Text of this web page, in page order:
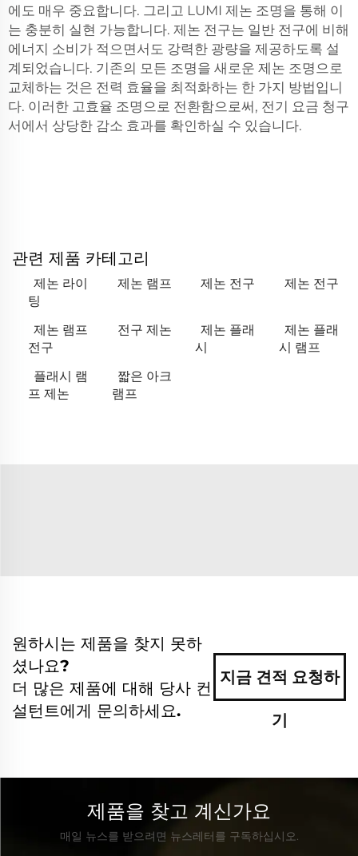
에도 매우 중요합니다. 그리고 LUMI 제논 조명을 통해 이
는 충분히 실현 가능합니다. 제논 전구는 일반 전구에 비해
에너지 소비가 적으면서도 강력한 광량을 제공하도록 설
계되었습니다. 기존의 모든 조명을 새로운 제논 조명으로
교체하는 것은 전력 효율을 최적화하는 한 가지 방법입니
다. 이러한 고효율 조명으로 전환함으로써, 전기 요금 청구
서에서 상당한 감소 효과를 확인하실 수 있습니다.
관련 제품 카테고리
제논 라이
팅
제논 램프 제논 전구 제논 전구
제논 램프
전구
전구 제논
제논 플래
시
제논 플래
시 램프
플래시 램
프 제논
짧은 아크
램프
원하시는 제품을 찾지 못하
셨나요?
더 많은 제품에 대해 당사 컨
설턴트에게 문의하세요.
지금 견적 요청하
기
제품을 찾고 계신가요
매일 뉴스를 받으려면 뉴스레터를 구독하십시오.